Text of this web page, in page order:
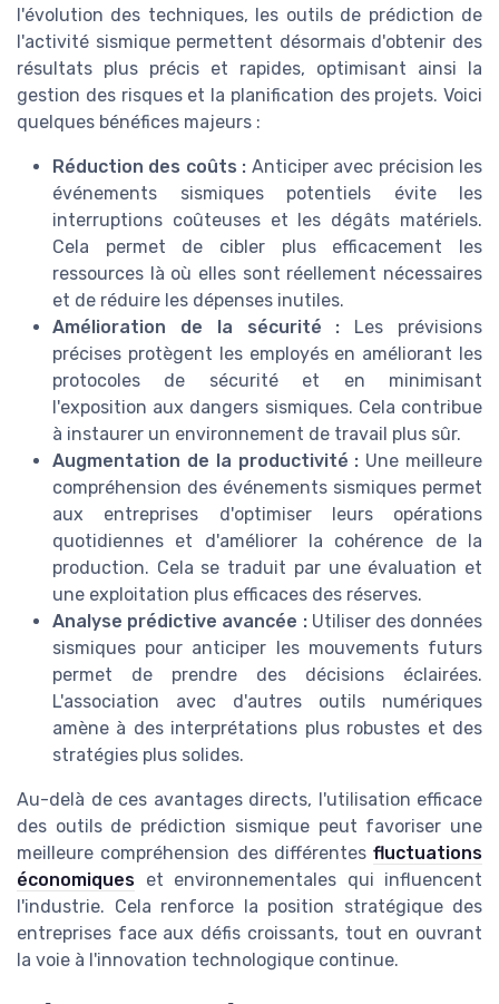
l'évolution des techniques, les outils de prédiction de
l'activité sismique permettent désormais d'obtenir des
résultats plus précis et rapides, optimisant ainsi la
gestion des risques et la planification des projets. Voici
quelques bénéfices majeurs :
Réduction des coûts : Anticiper avec précision les
événements sismiques potentiels évite les
interruptions coûteuses et les dégâts matériels.
Cela permet de cibler plus efficacement les
ressources là où elles sont réellement nécessaires
et de réduire les dépenses inutiles.
Amélioration de la sécurité : Les prévisions
précises protègent les employés en améliorant les
protocoles de sécurité et en minimisant
l'exposition aux dangers sismiques. Cela contribue
à instaurer un environnement de travail plus sûr.
Augmentation de la productivité : Une meilleure
compréhension des événements sismiques permet
aux entreprises d'optimiser leurs opérations
quotidiennes et d'améliorer la cohérence de la
production. Cela se traduit par une évaluation et
une exploitation plus efficaces des réserves.
Analyse prédictive avancée :Utiliser des données
sismiques pour anticiper les mouvements futurs
permet de prendre des décisions éclairées.
L'association avec d'autres outils numériques
amène à des interprétations plus robustes et des
stratégies plus solides.
Au-delà de ces avantages directs, l'utilisation efficace
des outils de prédiction sismique peut favoriser une
meilleure compréhension des différentes fluctuations
économiques et environnementales qui influencent
l'industrie. Cela renforce la position stratégique des
entreprises face aux défis croissants, tout en ouvrant
la voie à l'innovation technologique continue.